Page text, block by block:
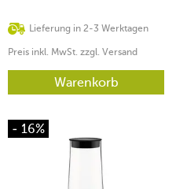
Lieferung in 2-3 Werktagen
Preis inkl. MwSt. zzgl. Versand
Warenkorb
- 16%